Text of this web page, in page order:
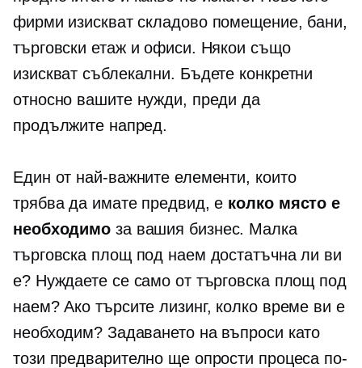
фирми изискват складово помещение, бани,
търговски етаж и офиси. Някои също
изискват съблекални. Бъдете конкретни
относно вашите нужди, преди да
продължите напред.
Един от най-важните елементи, които
трябва да имате предвид, е колко място е
необходимо за вашия бизнес. Малка
търговска площ под наем достатъчна ли ви
е? Нуждаете се само от търговска площ под
наем? Ако търсите лизинг, колко време ви е
необходим? Задаването на въпроси като
този предварително ще опрости процеса по-